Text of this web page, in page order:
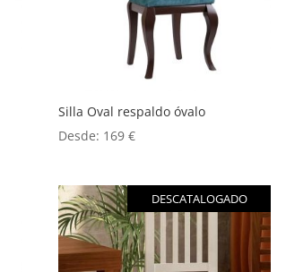
Silla Oval respaldo óvalo
Desde: 169€
DESCATALOGADO